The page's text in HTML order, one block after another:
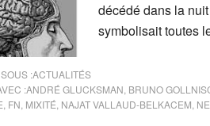
décédé dans la
symbolisait toutes
:ACTUALITÉS
:ANDRÉ GLUCKSMAN BRUNO
FN MIXITÉ NAJAT VALLAUD-BELKACEM